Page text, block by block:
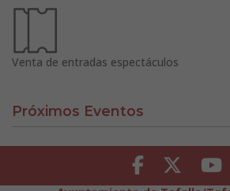
Venta de entradas espectáculos
Próximos Eventos
Facebook Twitter